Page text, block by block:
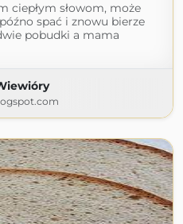
ciepłym słowom, może
spać i znowu bierze
pobudki a mama